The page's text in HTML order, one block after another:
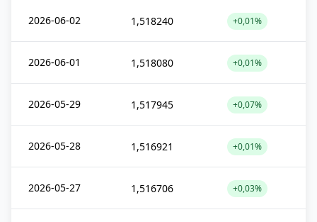
2026-06-02 1,518240 +0,01%
2026-06-01 1,518080 +0,01%
2026-05-29 1,517945 +0,07%
2026-05-28 1,516921 +0,01%
2026-05-27 1,516706 +0,03%